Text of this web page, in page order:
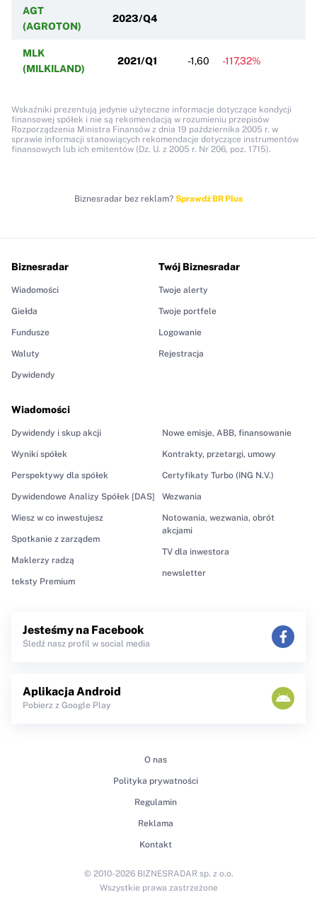
AGT
(AGROTON)
2023/Q4
MLK
(MILKILAND)
2021/Q1 -1,60 -117,32%
Wskaźniki prezentują jedynie użyteczne informacje dotyczące kondycji
finansowej spółek i nie są rekomendacją w rozumieniu przepisów
Rozporządzenia Ministra Finansów z dnia 19 października 2005 r. w
sprawie informacji stanowiących rekomendacje dotyczące instrumentów
finansowych lub ich emitentów (Dz. U. z 2005 r. Nr 206, poz. 1715).
Biznesradar bez reklam? Sprawdź BR Plus
Biznesradar
Wiadomości
Giełda
Fundusze
Waluty
Dywidendy
Wiadomości
Dywidendy i skup akcji
Wyniki spółek
Perspektywy dla spółek
Dywidendowe Analizy Spółek [DAS]
Wiesz w co inwestujesz
Spotkanie z zarządem
Maklerzy radzą
teksty Premium
Nowe emisje, ABB, finansowanie
Kontrakty, przetargi, umowy
Certyfikaty Turbo (ING N.V.)
Wezwania
Notowania, wezwania, obrót
akcjami
TV dla inwestora
newsletter
Twój Biznesradar
Twoje alerty
Twoje portfele
Logowanie
Rejestracja
Jesteśmy na Facebook
Śledź nasz profil w social media
Aplikacja Android
Pobierz z Google Play
O nas
Polityka prywatności
Regulamin
Reklama
Kontakt
© 2010-2026 BIZNESRADAR sp. z o.o.
Wszystkie prawa zastrzeżone